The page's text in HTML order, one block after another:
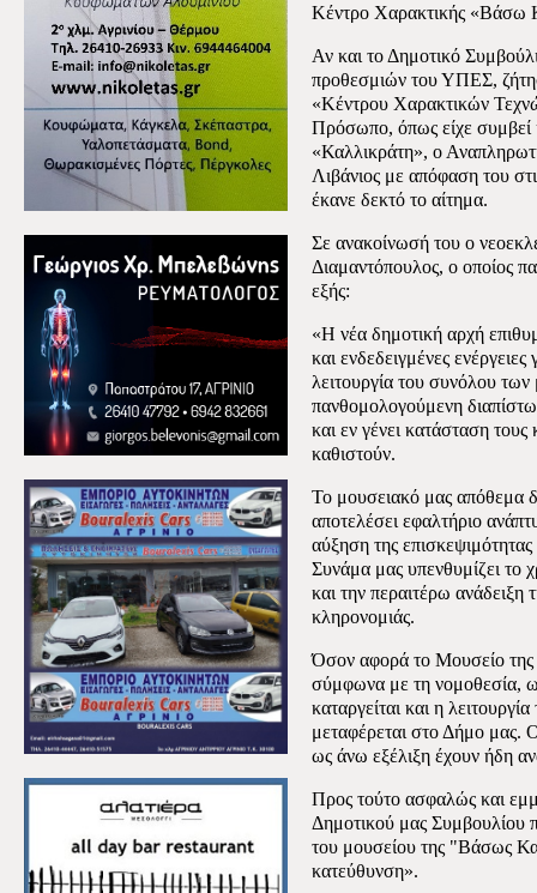
Κέντρο Χαρακτικής «Βάσω
Αν και το Δημοτικό
προθεσμιών του ΥΠΕΣ,
«Κέντρου Χαρακτικών
Πρόσωπο, όπως είχε συμβεί
«Καλλικράτη», ο
Λιβάνιος με απόφαση του
έκανε δεκτό το αίτημα.
Σε ανακοίνωσή του ο
Διαμαντόπουλος, ο οποίος
εξής:
«Η νέα δημοτική αρχή
και ενδεδειγμένες
λειτουργία του συνόλου
πανθομολογούμενη
και εν γένει κατάσταση
καθιστούν.
Το μουσειακό μας απόθεμα
αποτελέσει εφαλτήριο
αύξηση της
Συνάμα μας υπενθυμίζει το
και την περαιτέρω ανάδειξη
κληρονομιάς.
Όσον αφορά το Μουσείο
σύμφωνα με τη νομοθεσία,
καταργείται και η
μεταφέρεται στο Δήμο μας.
ως άνω εξέλιξη έχουν ήδη
Προς τούτο ασφαλώς και
Δημοτικού μας Συμβουλίου
του μουσείου της "Βάσως
κατεύθυνση».